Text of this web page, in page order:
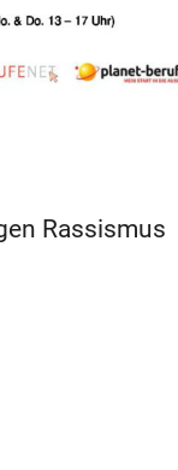
Rassismus